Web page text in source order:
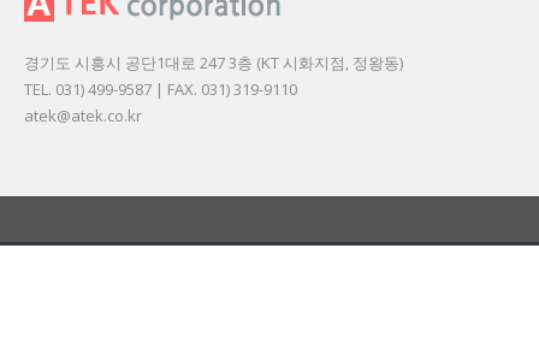
경기도 시흥시 공단1대로 247 3층 (KT 시화지점, 정왕동)
TEL. 031) 499-9587 | FAX. 031) 319-9110
atek@atek.co.kr